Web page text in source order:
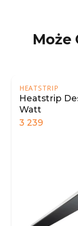
Może
HEATSTRIP
Heatstrip
Watt
3 239